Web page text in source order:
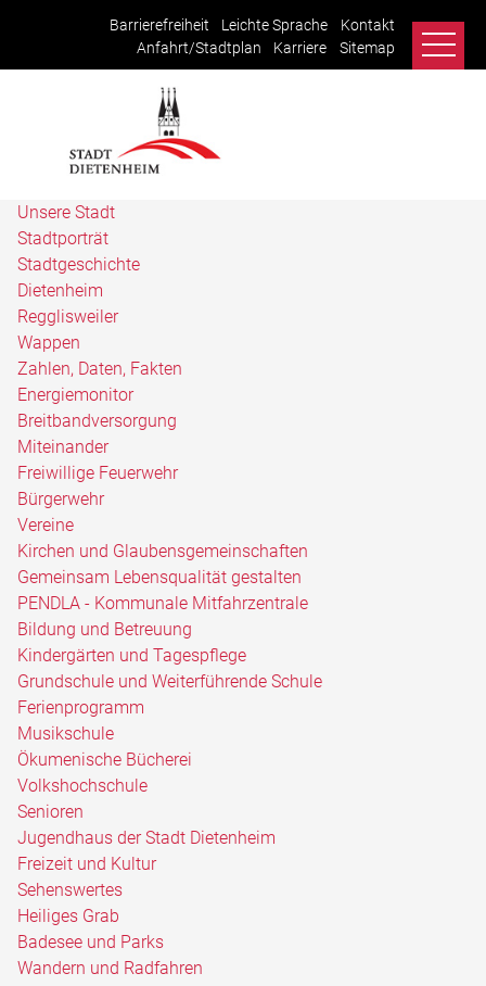
Barrierefreiheit Leichte Sprache
Kontakt
Anfahrt/Stadtplan
Karriere Sitemap
Unsere Stadt
Stadtporträt
Stadtgeschichte
Dietenheim
Regglisweiler
Wappen
Zahlen, Daten, Fakten
Energiemonitor
Breitbandversorgung
Miteinander
Freiwillige Feuerwehr
Bürgerwehr
Vereine
Kirchen und Glaubensgemeinschaften
Gemeinsam Lebensqualität gestalten
PENDLA - Kommunale Mitfahrzentrale
Bildung und Betreuung
Kindergärten und Tagespflege
Grundschule und Weiterführende Schule
Ferienprogramm
Musikschule
Ökumenische Bücherei
Volkshochschule
Senioren
Jugendhaus der Stadt Dietenheim
Freizeit und Kultur
Sehenswertes
Heiliges Grab
Badesee und Parks
Wandern und Radfahren